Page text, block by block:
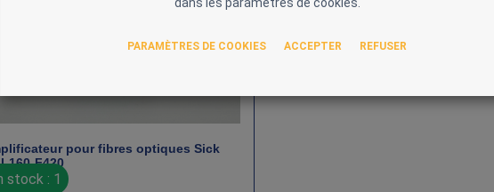
pour fibres optiques Sick
stock : 1
PARAMÈTRES DE COOKIES ACCEPTER REFUSER